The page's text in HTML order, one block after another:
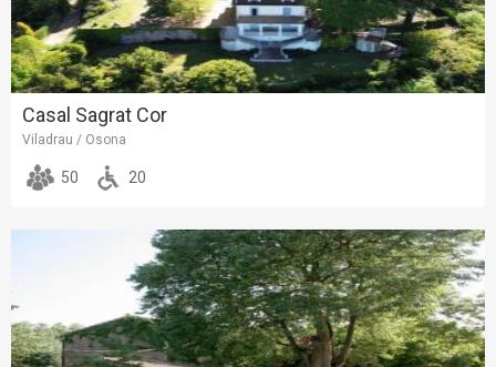
Casal Sagrat Cor
Viladrau / Osona
50 20